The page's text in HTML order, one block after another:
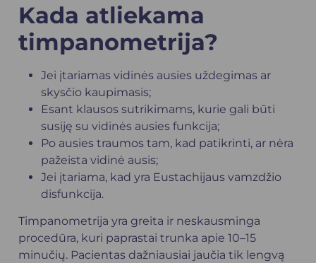
Kada atliekama
timpanometrija?
Jei įtariamas vidinės ausies uždegimas ar
skysčio kaupimasis;
Esant klausos sutrikimams, kurie gali būti
susiję su vidinės ausies funkcija;
Po ausies traumos tam, kad patikrinti, ar nėra
pažeista vidinė ausis;
Jei įtariama, kad yra Eustachijaus vamzdžio
disfunkcija.
Timpanometrija yra greita ir neskausminga
procedūra, kuri paprastai trunka apie 10–15
minučių. Pacientas dažniausiai jaučia tik lengvą